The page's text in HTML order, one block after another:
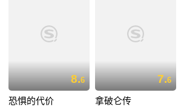
8.6
恐惧的代价
7.6
拿破仑传